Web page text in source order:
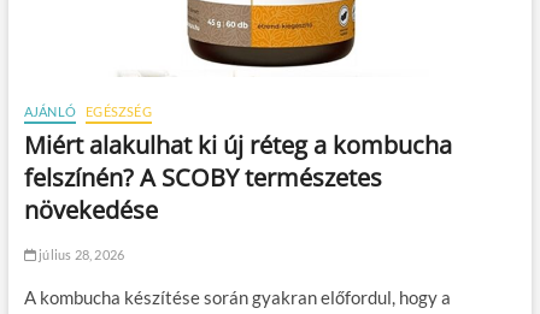
AJÁNLÓ EGÉSZSÉG
Miért alakulhat ki új réteg a kombucha
felszínén? A SCOBY természetes
növekedése
július 28, 2026
A kombucha készítése során gyakran előfordul, hogy a